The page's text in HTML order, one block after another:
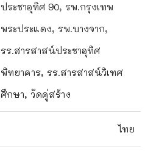
ประชาอุทิศ 90, รพ.กรุงเทพ
พระประแดง, รพ.บางจาก,
รร.สารสาสน์ประชาอุทิศ
พิทยาคาร, รร.สารสาสน์วิเทศ
ศึกษา, วัดคู่สร้าง
ไทย